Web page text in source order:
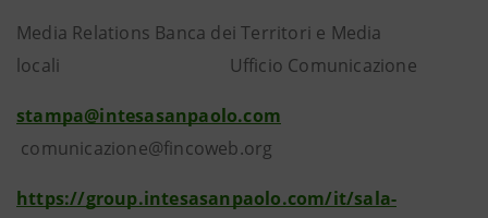
Media Relations Banca dei Territori e Media
locali Ufficio Comunicazione
stampa@intesasanpaolo.com
comunicazione@fincoweb.org
https://group.intesasanpaolo.com/it/sala-